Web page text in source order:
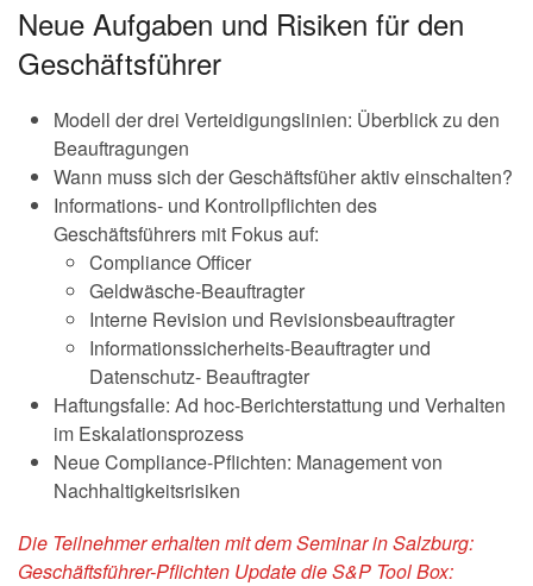
Neue Aufgaben und Risiken für den
Geschäftsführer
Modell der drei Verteidigungslinien: Überblick zu den
Beauftragungen
Wann muss sich der Geschäftsfüher aktiv einschalten?
Informations- und Kontrollpflichten des
Geschäftsführers mit Fokus auf:
Compliance Officer
Geldwäsche-Beauftragter
Interne Revision und Revisionsbeauftragter
Informationssicherheits-Beauftragter und
Datenschutz- Beauftragter
Haftungsfalle: Ad hoc-Berichterstattung und Verhalten
im Eskalationsprozess
Neue Compliance-Pflichten: Management von
Nachhaltigkeitsrisiken
Die Teilnehmer erhalten mit dem Seminar in Salzburg:
Geschäftsführer-Pflichten Update die S&P Tool Box: